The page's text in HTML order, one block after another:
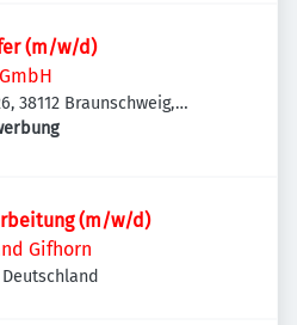
(m/w/d)
38112 Braunschweig,
(m/w/d)
Gifhorn